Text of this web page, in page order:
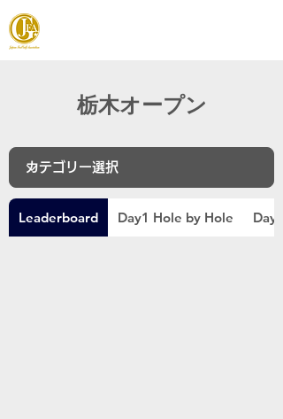
栃木オープン
Leaderboard Day1 Hole by Hole